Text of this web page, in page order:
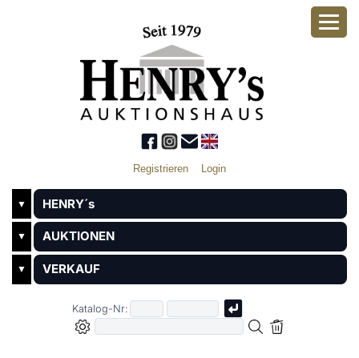
Registrieren Login
▼ HENRY´s
▼ AUKTIONEN
▼ VERKAUF
Katalog-Nr: